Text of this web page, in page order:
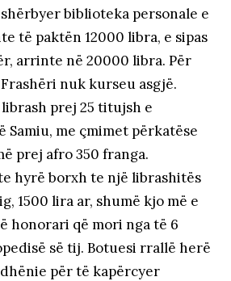
biblioteka personale e
të paktën 12000 libra, e sipas
arrinte në 20000 libra. Për
nuk kurseu asgjë.
prej 25 titujsh e
Samiu, me çmimet përkatëse
prej afro 350 franga.
hyrë borxh te një librashitës
1500 lira ar, shumë kjo më e
honorari që mori nga të 6
së tij. Botuesi rrallë herë
për të kapërcyer